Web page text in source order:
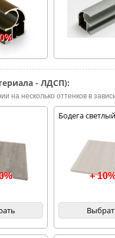
- ЛДСП):
на несколько оттенков в
Бодега светлый
+